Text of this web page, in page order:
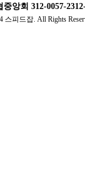
중앙회 312-0057-
스피드잡. All Rights